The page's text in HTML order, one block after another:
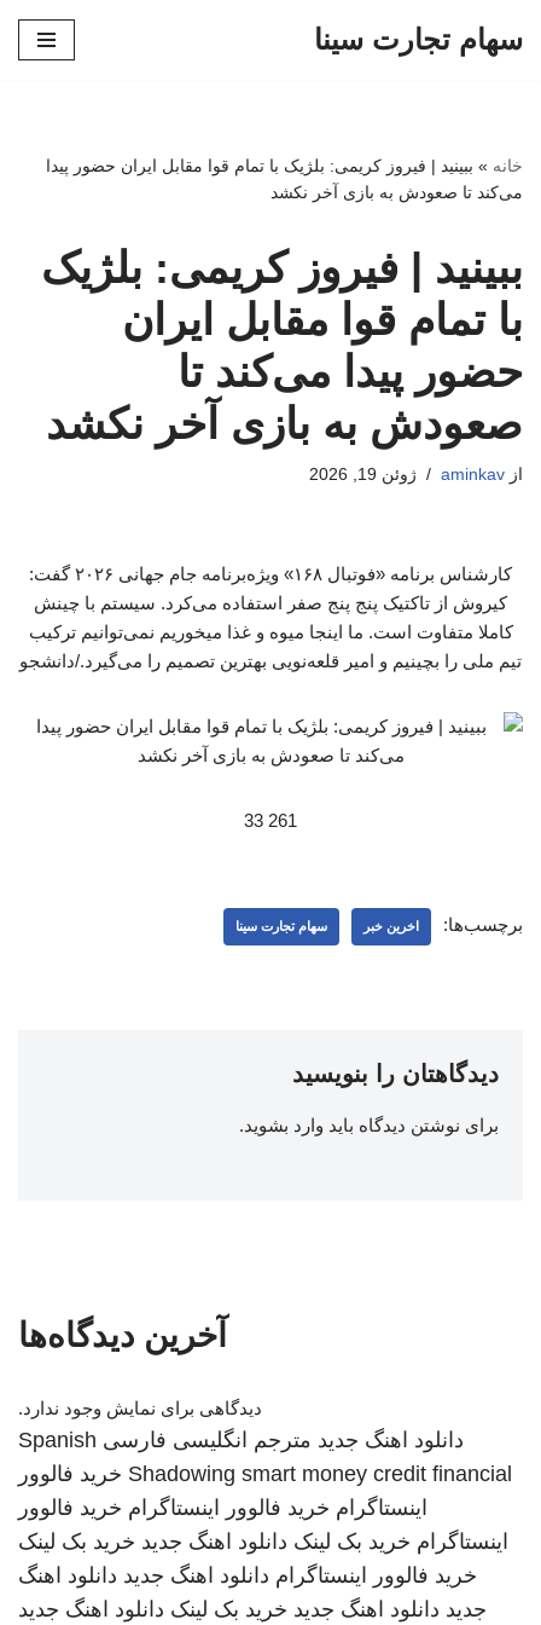
سهام تجارت سینا
خانه » ببینید | فیروز کریمی: ‌بلژیک با تمام قوا مقابل ایران حضور پیدا
می‌کند تا صعودش به بازی آخر نکشد
ببینید | فیروز کریمی: ‌بلژیک
با تمام قوا مقابل ایران
حضور پیدا می‌کند تا
صعودش به بازی آخر نکشد
از aminkav ژوئن 19, 2026
کارشناس برنامه «فوتبال ۱۶۸» ویژه‌برنامه جام جهانی ۲۰۲۶ گفت:
کیروش از تاکتیک پنج پنج صفر استفاده می‌کرد. سیستم با چینش
کاملا متفاوت است. ما اینجا میوه و غذا میخوریم نمی‌توانیم ترکیب
تیم ملی را بچینیم و امیر قلعه‌نویی بهترین تصمیم را می‌گیرد./دانشجو
261 33
برچسب‌ها: اخرین خبر سهام تجارت سینا
دیدگاهتان را بنویسید
برای نوشتن دیدگاه باید وارد بشوید.
آخرین دیدگاه‌ها
دیدگاهی برای نمایش وجود ندارد.
دانلود اهنگ جدید مترجم انگلیسی فارسی Spanish
Shadowing smart money credit financial
خرید فالوور
اینستاگرام خرید فالوور اینستاگرام خرید فالوور
اینستاگرام خرید بک لینک دانلود اهنگ جدید خرید بک لینک
خرید فالوور اینستاگرام دانلود اهنگ جدید دانلود اهنگ
جدید دانلود اهنگ جدید خرید بک لینک دانلود اهنگ جدید